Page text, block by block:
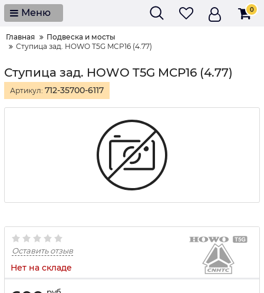
Меню 0
Главная
Подвеска и мосты
Ступица зад. HOWO T5G MCP16 (4.77)
Ступица зад. HOWO T5G MCP16 (4.77)
Артикул: 712-35700-6117
Оставить отзыв
Нет на складе